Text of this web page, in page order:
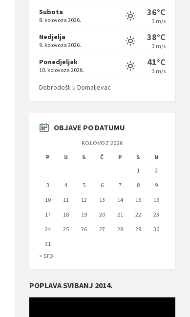
Subota
8. kolovoza 2026.
36°C
3 m/s
Nedjelja
9. kolovoza 2026.
38°C
3 m/s
Ponedjeljak
10. kolovoza 2026.
41°C
3 m/s
Dobrodošli u Domaljevac
OBJAVE PO DATUMU
KOLOVOZ 2026
P
U S Č P S
N
1
2
3
4 5 6 7 8
9
10
11 12 13 14 15
16
17
18 19 20 21 22
23
24
25 26 27 28 29
30
31
« srp
POPLAVA SVIBANJ 2014.